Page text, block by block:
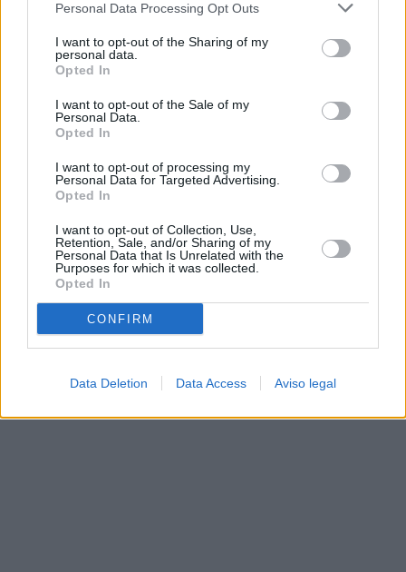
negar su consentimiento. Tenga en cuenta que algún
de su consentimiento, pero usted tiene el derecho de
rechazar tal procesamiento. Sus preferencias se aplicarán
cualquier momento entrando de nuevo en este sitio web o
visitando nuestra política de privacidad.
Personal Data Processing Opt Outs
I want to opt-out of the Sharing of my
personal data.
Opted In
I want to opt-out of the Sale of my
Personal Data.
Opted In
I want to opt-out of processing my
Personal Data for Targeted Advertising.
Opted In
I want to opt-out of Collection, Use,
Retention, Sale, and/or Sharing of my
Personal Data that Is Unrelated with the
Purposes for which it was collected.
Opted In
CONFIRM
Data Deletion Data Access Aviso legal